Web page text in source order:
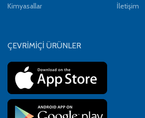
Kimyasallar
İletişim
ÇEVRİMİÇİ ÜRÜNLER